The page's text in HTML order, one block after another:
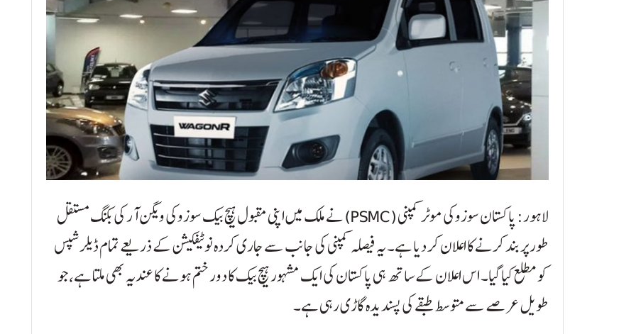
لاہور: پاکستان سوزوکی موٹر کمپنی (PSMC) نے ملک میں اپنی مقبول ہیچ بیک سوزوکی ویگن آر کی بکنگ مستقل
طور پر بند کرنے کا اعلان کر دیا ہے۔ یہ فیصلہ کمپنی کی جانب سے جاری کردہ نوٹیفکیشن کے ذریعے تمام ڈیلرشپس
کو مطلع کیا گیا۔ اس اعلان کے ساتھ ہی پاکستان کی ایک مشہور ہیچ بیک کا دور ختم ہونے کا عندیہ بھی ملتا ہے، جو
طویل عرصے سے متوسط طبقے کی پسندیدہ گاڑی رہی ہے۔